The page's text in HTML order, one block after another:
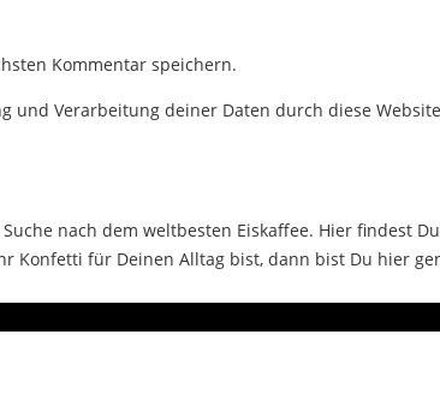
Kommentar speichern.
Verarbeitung deiner Daten durch diese
nach dem weltbesten Eiskaffee. Hier findest
Konfetti für Deinen Alltag bist, dann bist Du hier